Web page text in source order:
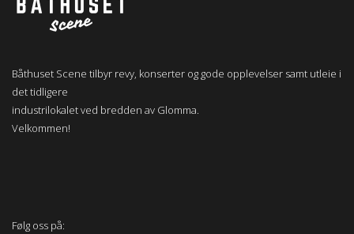
Båthuset Scene tilbyr revy, konserter og gode opplevelser samt utleie i
det tidligere
industrilokalet ved bredden av Glomma.
Velkommen!
Følg oss på: